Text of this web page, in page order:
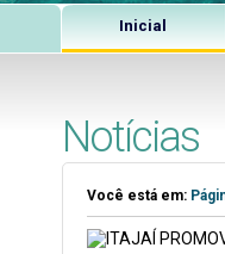
Inicial
Notícias
Você está em: